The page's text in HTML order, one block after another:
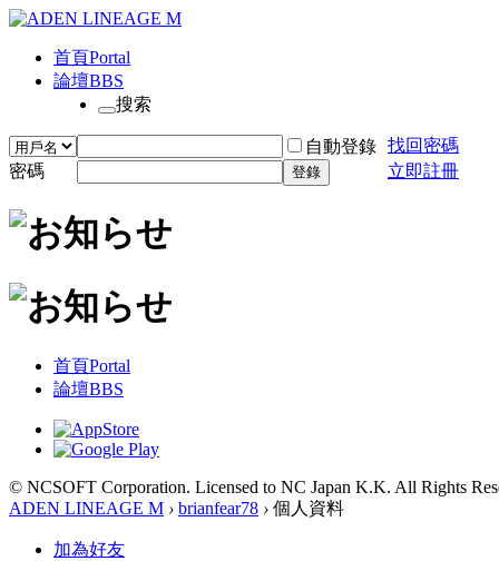
首頁Portal
論壇BBS
搜索
自動登錄 找回密碼
密碼
登錄 立即註冊
首頁Portal
論壇BBS
© NCSOFT Corporation. Licensed to NC Japan K.K. All Rights
ADEN LINEAGE M › brianfear78 › 個人資料
加為好友